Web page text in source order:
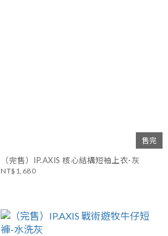
售完
（完售）IP.AXIS 核心結構短袖上衣-灰
NT$1,680